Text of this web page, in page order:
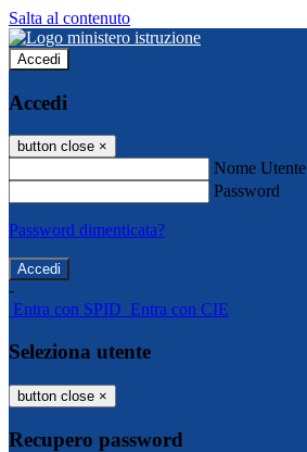
Salta al contenuto
Accedi
Accedi
button close ×
Nome Utente
Password
Password dimenticata?
-
Entra con SPID Entra con CIE
Seleziona utente
button close ×
Recupero password